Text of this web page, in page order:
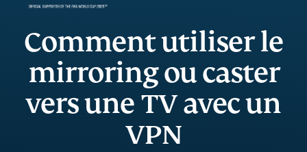
Comment utiliser le
mirroring ou caster
vers une TV avec un
VPN